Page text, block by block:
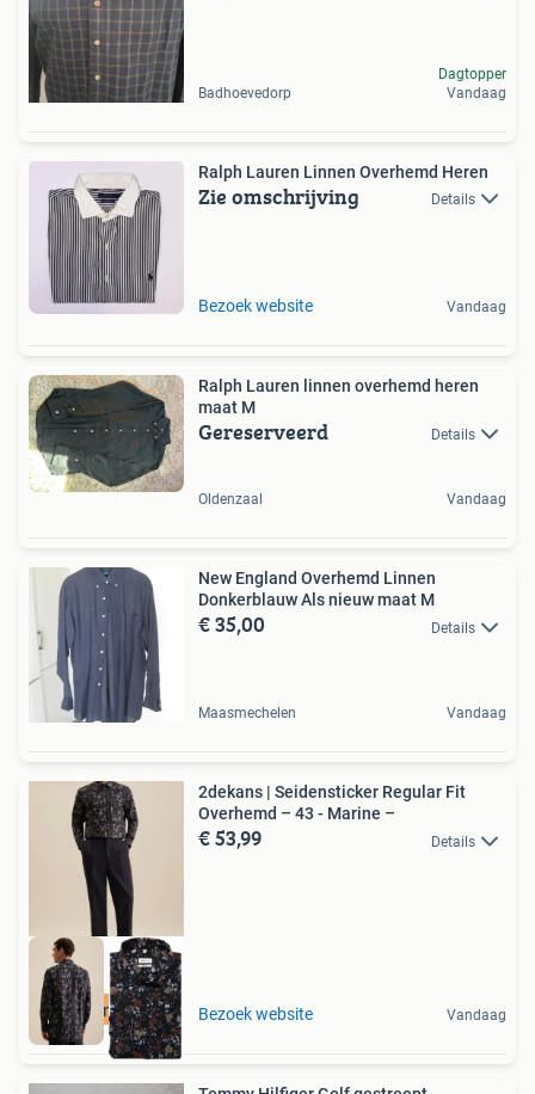
Badhoevedorp
Dagtopper
Vandaag
Ralph Lauren Linnen Overhemd Heren
Zie omschrijving Details
Bezoek website Vandaag
Ralph Lauren linnen overhemd heren
maat M
Gereserveerd Details
Oldenzaal Vandaag
New England Overhemd Linnen
Donkerblauw Als nieuw maat M
€ 35,00 Details
Maasmechelen Vandaag
Duurzame Deal
2dekans | Seidensticker Regular Fit
Overhemd – 43 - Marine –
€ 53,99 Details
Bezoek website Vandaag